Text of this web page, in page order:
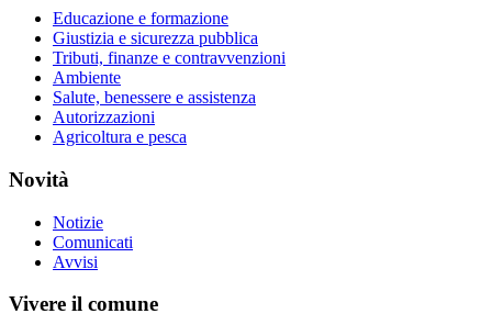
Educazione e formazione
Giustizia e sicurezza pubblica
Tributi, finanze e contravvenzioni
Ambiente
Salute, benessere e assistenza
Autorizzazioni
Agricoltura e pesca
Novità
Notizie
Comunicati
Avvisi
Vivere il comune